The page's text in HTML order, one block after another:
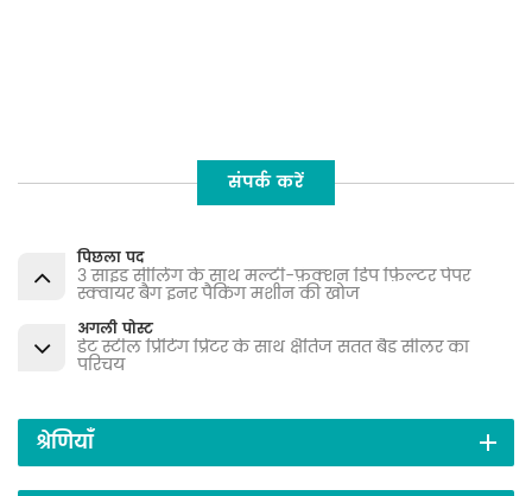
संपर्क करें
पिछला पद
3 साइड सीलिंग के साथ मल्टी-फ़ंक्शन डिप फ़िल्टर पेपर
स्क्वायर बैग इनर पैकिंग मशीन की खोज
अगली पोस्ट
डेट स्टील प्रिंटिंग प्रिंटर के साथ क्षैतिज सतत बैंड सीलर का
परिचय
श्रेणियाँ